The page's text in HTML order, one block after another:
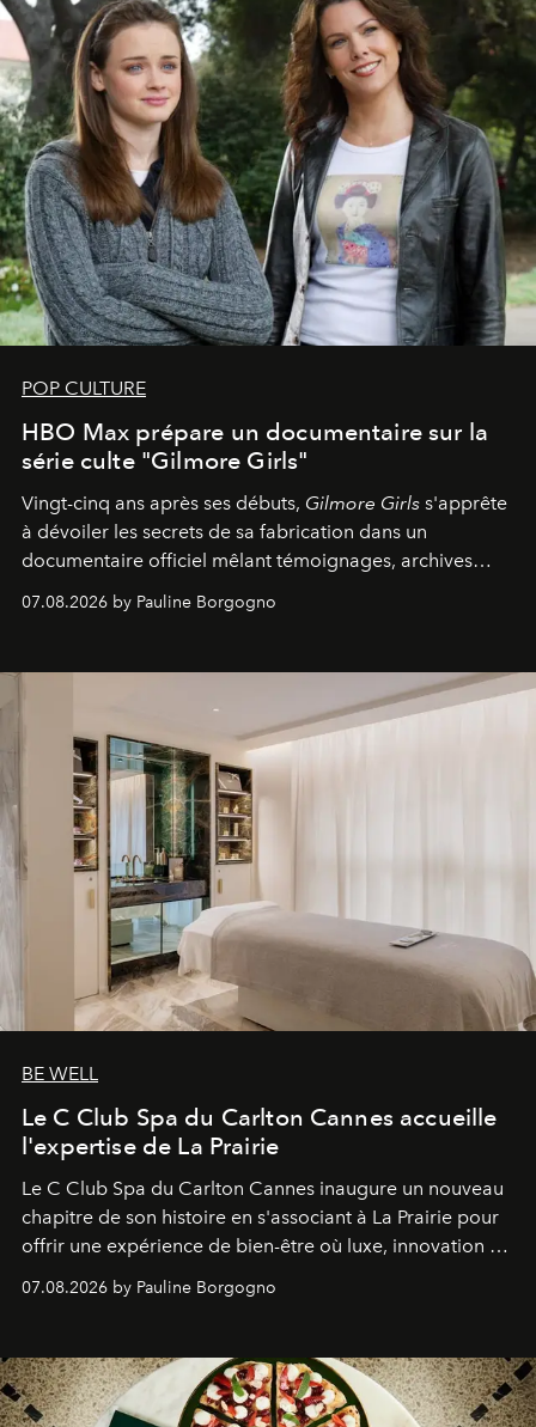
POP CULTURE
HBO Max prépare un documentaire sur la
série culte "Gilmore Girls"
Vingt-cinq ans après ses débuts, Gilmore Girls s'apprête
à dévoiler les secrets de sa fabrication dans un
documentaire officiel mêlant témoignages, archives
générationnel.
07.08.2026 by Pauline Borgogno
BE WELL
Le C Club Spa du Carlton Cannes accueille
l'expertise de La Prairie
Le C Club Spa du Carlton Cannes inaugure un nouveau
chapitre de son histoire en s'associant à La Prairie pour
offrir une expérience de bien-être où luxe, innovation et
07.08.2026 by Pauline Borgogno